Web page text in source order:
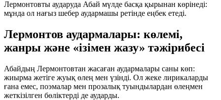
Лермонтовты аударуда Абай мүлде басқа қырынан көрінеді:
мұнда ол нағыз шебер аудармашы ретінде еңбек етеді.
Лермонтов аудармалары: көлемі,
жанры және «ізімен жазу» тәжірибесі
Абайдың Лермонтовтан жасаған аудармалары саны көп:
жиырма жетіге жуық өлең мен үзінді. Ол жеке лирикаларды
ғана емес, поэмалар мен прозалық туындылардан өлеңмен
жеткізілген бөліктерді де аударды.